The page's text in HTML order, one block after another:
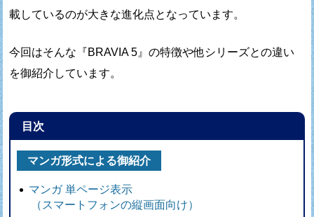
載しているのが大きな進化点となっています。
今回はそんな『BRAVIA 5』の特徴や他シリーズとの違い
を御紹介しています。
目次
マンガ形式による御紹介
マンガ 単ページ表示
（スマートフォンの縦画面向け）